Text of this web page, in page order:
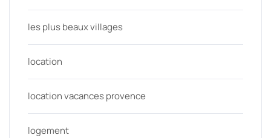
les plus beaux villages
location
location vacances provence
logement